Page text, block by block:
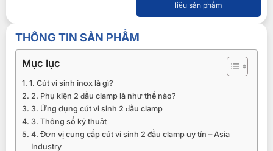
liệu sản phẩm
THÔNG TIN SẢN PHẨM
Mục lục
1. Cút vi sinh inox là gì?
2. Phụ kiện 2 đầu clamp là như thế nào?
3. Ứng dụng cút vi sinh 2 đầu clamp
3. Thông số kỹ thuật
4. Đơn vị cung cấp cút vi sinh 2 đầu clamp uy tín – Asia
Industry